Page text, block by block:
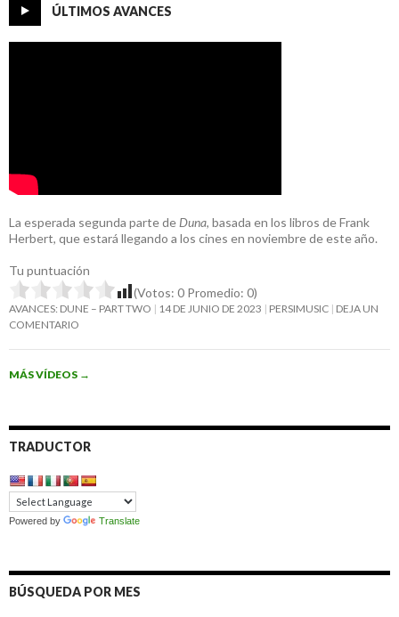
ÚLTIMOS AVANCES
La esperada segunda parte de Duna, basada en los libros de Frank
Herbert, que estará llegando a los cines en noviembre de este año.
Tu puntuación
(Votos: 0 Promedio: 0)
AVANCES: DUNE – PART TWO 14 DE JUNIO DE 2023 PERSIMUSIC DEJA UN
COMENTARIO
MÁS VÍDEOS →
TRADUCTOR
Powered by Translate
BÚSQUEDA POR MES